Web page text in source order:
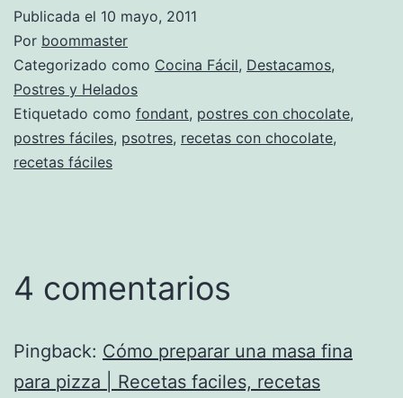
Publicada el 10 mayo, 2011
Por boommaster
Categorizado como Cocina Fácil, Destacamos,
Postres y Helados
Etiquetado como fondant, postres con chocolate,
postres fáciles, psotres, recetas con chocolate,
recetas fáciles
4 comentarios
Pingback: Cómo preparar una masa fina
para pizza | Recetas faciles, recetas